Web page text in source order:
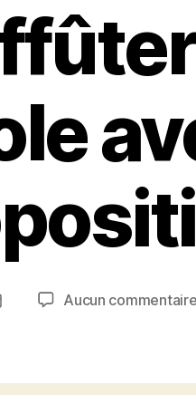
Aucun commentaire